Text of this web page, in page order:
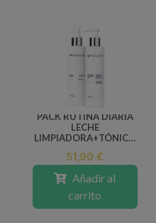
PACK RUTINA DIARIA
LECHE
LIMPIADORA+TÓNICO
51,90 €
Añadir al
carrito